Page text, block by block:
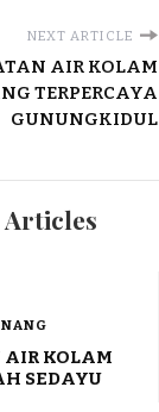
NEXT ARTICLE
AIR KOLAM
TERPERCAYA
GUNUNGKIDUL
Articles
AIR KOLAM
SEDAYU